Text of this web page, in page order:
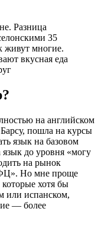
Разница
35
живут многие.
вкусная еда
на английском
пошла на курсы
язык на базовом
до уровня «могу
на рынок
Но мне проще
хотя бы
или испанском,
— более